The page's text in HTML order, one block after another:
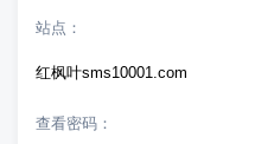
站点：
红枫叶sms10001.com
查看密码：